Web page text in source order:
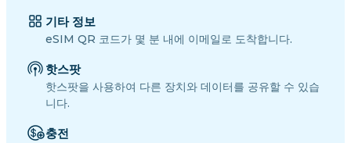
기타 정보
eSIM QR 코드가 몇 분 내에 이메일로 도착합니다.
핫스팟
핫스팟을 사용하여 다른 장치와 데이터를 공유할 수 있습
니다.
충전